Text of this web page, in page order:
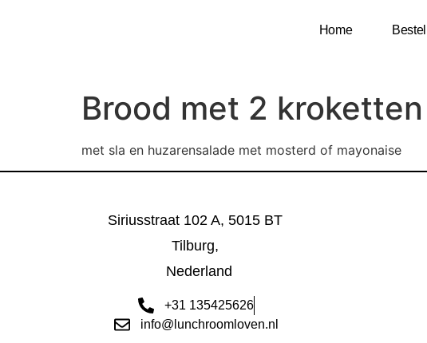
Home
Brood met 2
met sla en huzarensalade met mosterd of mayonaise
Siriusstraat 102 A, 5015 BT
Tilburg,
Nederland
+31 135425626
info@lunchroomloven.nl